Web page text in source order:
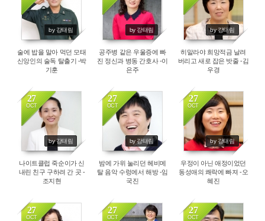
by 강태림
4856
술에 밥을 말아 먹던 모태
신앙인의 술독 탈출기 -박
기훈
by 강태림
4941
공주병 같은 우울증에 빠
진 정신과 병동 간호사 -이
은주
by 강태림
3853
히말라야 희망적금 날려
버리고 새로 잡은 밧줄 -김
우경
27
OCT
by 강태림
4545
나이트클럽 죽순이가 신
내린 친구 구하려 간 곳 -
조지현
27
OCT
by 강태림
4116
밤에 가위 눌리던 헤비메
탈 음악 수렁에서 해방 -임
국진
27
OCT
by 강태림
4783
우정이 아닌 애정이었던
동성애의 쾌락에 빠져 -오
혜진
27
OCT
27
OCT
27
OCT